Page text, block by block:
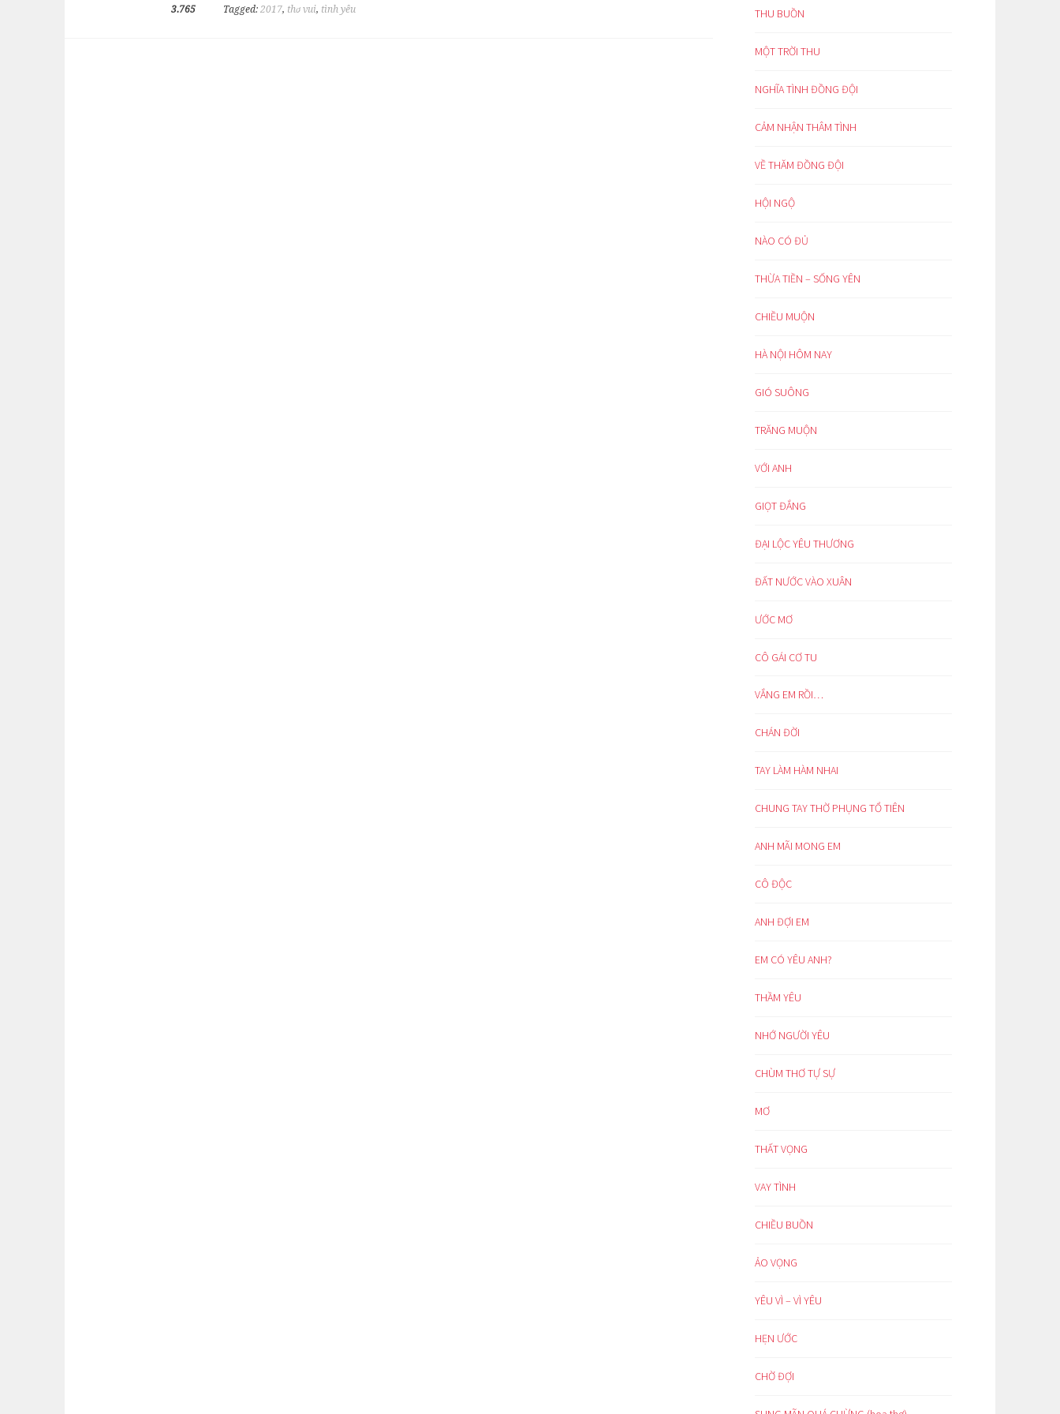
3.765
Tagged: 2017, thơ vui, tình yêu THU BUỒN
MỘT TRỜI THU
NGHĨA TÌNH ĐỒNG ĐỘI
CẢM NHẬN THÂM TÌNH
VỀ THĂM ĐỒNG ĐỘI
HỘI NGỘ
NÀO CÓ ĐỦ
THỪA TIỀN – SỐNG YÊN
CHIỀU MUỘN
HÀ NỘI HÔM NAY
GIÓ SUÔNG
TRĂNG MUỘN
VỚI ANH
GIỌT ĐẮNG
ĐẠI LỘC YÊU THƯƠNG
ĐẤT NƯỚC VÀO XUÂN
ƯỚC MƠ
CÔ GÁI CƠ TU
VẮNG EM RỒI…
CHÁN ĐỜI
TAY LÀM HÀM NHAI
CHUNG TAY THỜ PHỤNG TỔ TIÊN
ANH MÃI MONG EM
CÔ ĐỘC
ANH ĐỢI EM
EM CÓ YÊU ANH?
THẦM YÊU
NHỚ NGƯỜI YÊU
CHÙM THƠ TỰ SỰ
MƠ
THẤT VỌNG
VAY TÌNH
CHIỀU BUỒN
ẢO VỌNG
YÊU VÌ – VÌ YÊU
HẸN ƯỚC
CHỜ ĐỢI